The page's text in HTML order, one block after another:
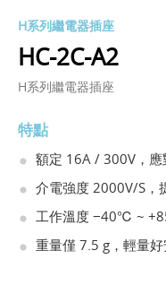
H系列繼電器插座
HC-2C-A2
H系列繼電器插座
特點
額定 16A / 300V，
介電強度 2000V/S，
工作溫度 −40℃ ~
重量僅 7.5 g，輕量